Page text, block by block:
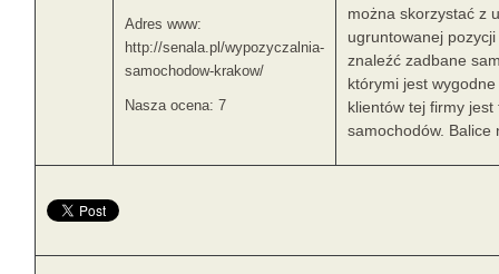
Adres www:
http://senala.pl/wypozyczalnia-
samochodow-krakow/
Nasza ocena: 7
można skorzystać z
ugruntowanej
znaleźć zadbane
którymi jest
klientów tej firmy
samochodów. Balice